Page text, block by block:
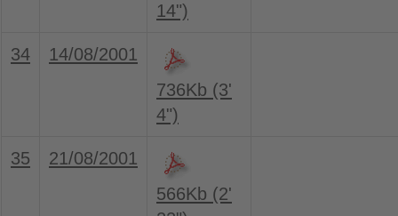
14")
34
14/08/2001
736Kb (3'
4")
35
21/08/2001
566Kb (2'